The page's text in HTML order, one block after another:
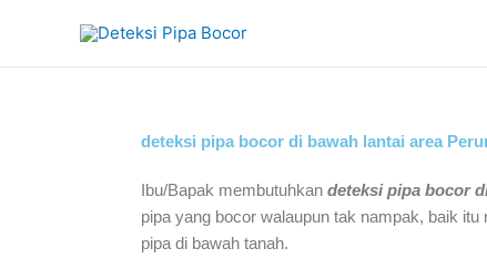
content
deteksi pipa bocor di bawah lantai area
Ibu/Bapak membutuhkan deteksi pipa bocor
pipa yang bocor walaupun tak nampak, baik
pipa di bawah tanah.